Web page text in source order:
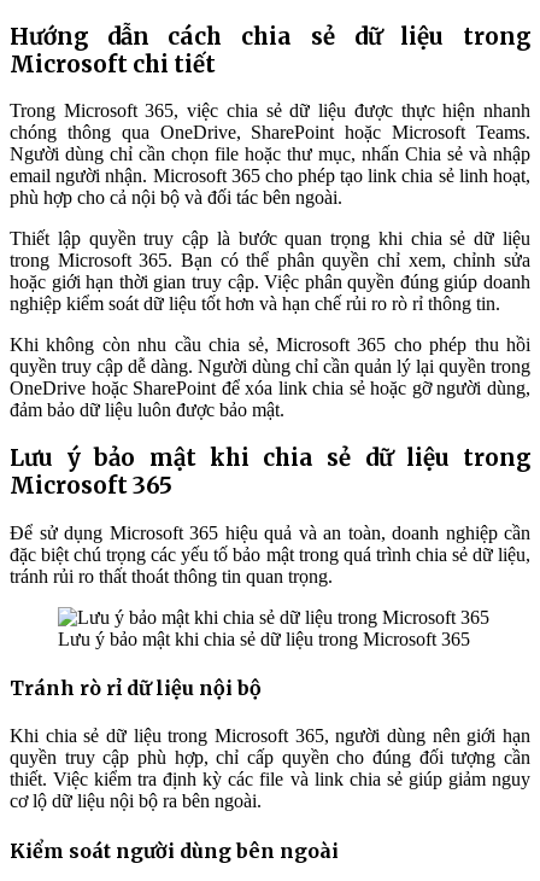
Hướng dẫn cách chia sẻ dữ liệu trong
Microsoft chi tiết
Trong Microsoft 365, việc chia sẻ dữ liệu được thực hiện nhanh
chóng thông qua OneDrive, SharePoint hoặc Microsoft Teams.
Người dùng chỉ cần chọn file hoặc thư mục, nhấn Chia sẻ và nhập
email người nhận. Microsoft 365 cho phép tạo link chia sẻ linh hoạt,
phù hợp cho cả nội bộ và đối tác bên ngoài.
Thiết lập quyền truy cập là bước quan trọng khi chia sẻ dữ liệu
trong Microsoft 365. Bạn có thể phân quyền chỉ xem, chỉnh sửa
hoặc giới hạn thời gian truy cập. Việc phân quyền đúng giúp doanh
nghiệp kiểm soát dữ liệu tốt hơn và hạn chế rủi ro rò rỉ thông tin.
Khi không còn nhu cầu chia sẻ, Microsoft 365 cho phép thu hồi
quyền truy cập dễ dàng. Người dùng chỉ cần quản lý lại quyền trong
OneDrive hoặc SharePoint để xóa link chia sẻ hoặc gỡ người dùng,
đảm bảo dữ liệu luôn được bảo mật.
Lưu ý bảo mật khi chia sẻ dữ liệu trong
Microsoft 365
Để sử dụng Microsoft 365 hiệu quả và an toàn, doanh nghiệp cần
đặc biệt chú trọng các yếu tố bảo mật trong quá trình chia sẻ dữ liệu,
tránh rủi ro thất thoát thông tin quan trọng.
Lưu ý bảo mật khi chia sẻ dữ liệu trong Microsoft 365
Tránh rò rỉ dữ liệu nội bộ
Khi chia sẻ dữ liệu trong Microsoft 365, người dùng nên giới hạn
quyền truy cập phù hợp, chỉ cấp quyền cho đúng đối tượng cần
thiết. Việc kiểm tra định kỳ các file và link chia sẻ giúp giảm nguy
cơ lộ dữ liệu nội bộ ra bên ngoài.
Kiểm soát người dùng bên ngoài